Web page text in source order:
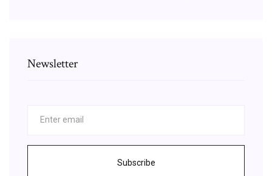
Newsletter
Subscribe